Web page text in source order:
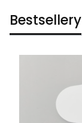
Bestsellery